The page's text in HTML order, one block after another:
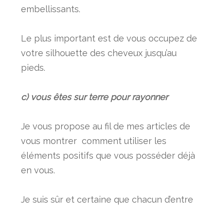
embellissants.
Le plus important est de vous occupez de
votre silhouette des cheveux jusqu’au
pieds.
c) vous êtes sur terre pour rayonner
Je vous propose au fil de mes articles de
vous montrer comment utiliser les
éléments positifs que vous posséder déjà
en vous.
Je suis sûr et certaine que chacun d’entre